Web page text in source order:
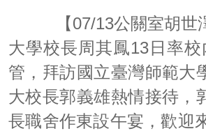
【07/13公關室胡世
大學校長周其鳳13日率
管，拜訪國立臺灣師範大
大校長郭義雄熱情接待，
長職舍作東設午宴，歡迎